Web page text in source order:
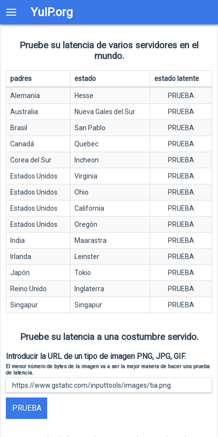
YuIP.org
Pruebe su latencia de varios servidores en el
mundo.
padres estado estado latente
Alemania Hesse PRUEBA
Australia Nueva Gales del Sur PRUEBA
Brasil San Pablo PRUEBA
Canadá Quebec PRUEBA
Corea del Sur Incheon PRUEBA
Estados Unidos Virginia PRUEBA
Estados Unidos Ohio PRUEBA
Estados Unidos California PRUEBA
Estados Unidos Oregón PRUEBA
India Maarastra PRUEBA
Irlanda Leinster PRUEBA
Japón Tokio PRUEBA
Reino Unido Inglaterra PRUEBA
Singapur Singapur PRUEBA
Pruebe su latencia a una costumbre servido.
Introducir la URL de un tipo de imagen PNG, JPG, GIF.
El menor número de bytes de la imagen va a ser la mejor manera de hacer una prueba
de latencia.
PRUEBA